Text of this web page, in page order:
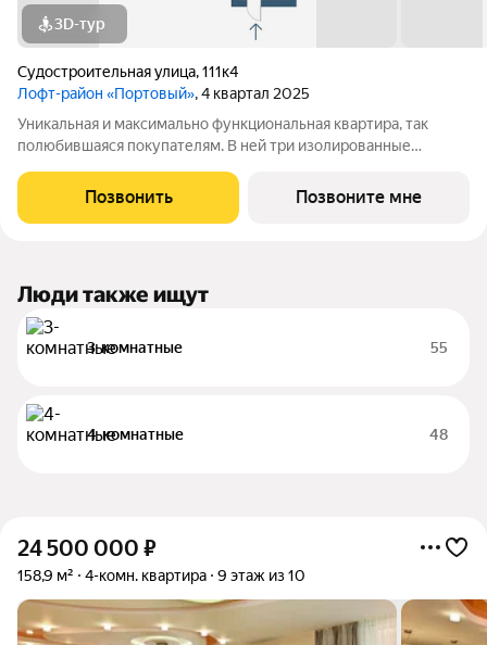
3D-тур
Судостроительная улица,111к4
Лофт-район «Портовый», 4 квартал 2025
Уникальная и максимально функциональная квартира, так
полюбившаяся покупателям. В ней три изолированные
членов семьи, с полукруглым витражным эркером. Из окон
некоторых квартир открываются
Позвонить Позвоните мне
Люди также ищут
3-комнатные 55
4-комнатные 48
24 500 000 ₽
158,9 м² 4-комн. квартира 9 этаж из 10